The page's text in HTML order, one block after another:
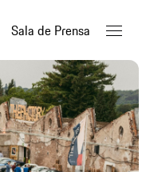
Sala de Prensa